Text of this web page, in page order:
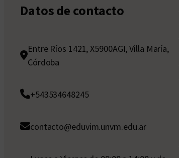
Datos de contacto
Entre Ríos 1421, X5900AGI, Villa María,
Córdoba
+543534648245
contacto@eduvim.unvm.edu.ar